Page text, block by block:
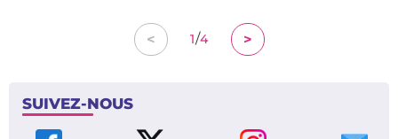
< 1/4 >
SUIVEZ-NOUS